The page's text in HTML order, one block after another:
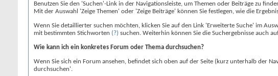
Benutzen Sie den 'Suchen'-Link in der Navigationsleiste, um Themen oder Beiträge zu
Mit der Auswahl 'Zeige Themen' oder 'Zeige Beiträge' können Sie festlegen, wie die
Wenn Sie detaillierter suchen möchten, klicken Sie auf den Link 'Erweiterte Suche' im
mit bestimmten Stichworten (?) suchen. Weiterhin können Sie die Suchergebnisse auch
Wie kann ich ein konkretes Forum oder Thema durchsuchen?
Wenn Sie sich ein Forum ansehen, befindet sich oben auf der Seite (kurz unterhalb der
durchsuchen'.